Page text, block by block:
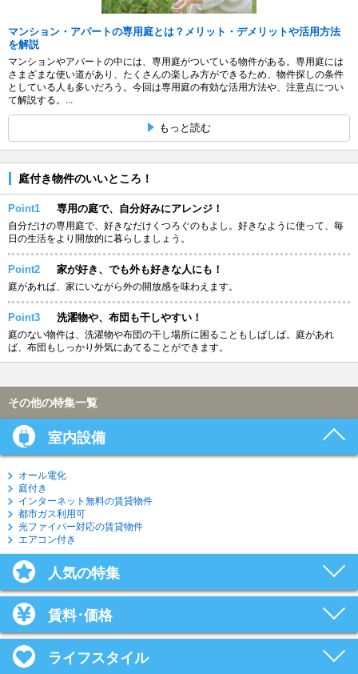
マンション・アパートの専用庭とは？メリット・デメリットや活用方法
を解説
マンションやアパートの中には、専用庭がついている物件がある。専用庭には
さまざまな使い道があり、たくさんの楽しみ方ができるため、物件探しの条件
としている人も多いだろう。今回は専用庭の有効な活用方法や、注意点につい
て解説する。...
もっと読む
庭付き物件のいいところ！
Point1 専用の庭で、自分好みにアレンジ！
自分だけの専用庭で、好きなだけくつろぐのもよし。好きなように使って、毎
日の生活をより開放的に暮らしましょう。
Point2 家が好き、でも外も好きな人にも！
庭があれば、家にいながら外の開放感を味わえます。
Point3 洗濯物や、布団も干しやすい！
庭のない物件は、洗濯物や布団の干し場所に困ることもしばしば。庭があれ
ば、布団もしっかり外気にあてることができます。
その他の特集一覧
室内設備
オール電化
庭付き
インターネット無料の賃貸物件
都市ガス利用可
光ファイバー対応の賃貸物件
エアコン付き
人気の特集
賃料･価格
ライフスタイル